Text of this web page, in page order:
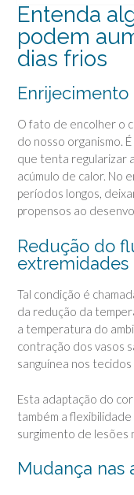
Entenda
podem
dias frios
O fato de encolher o
do nosso organismo.
que tenta regularizar
acúmulo de calor. No
períodos longos,
propensos ao
Redução do
extremidades
Tal condição é
da redução da
a temperatura do
contração dos vasos
sanguínea nos tecidos
Esta adaptação do
também a
surgimento de lesões
Mudança nas